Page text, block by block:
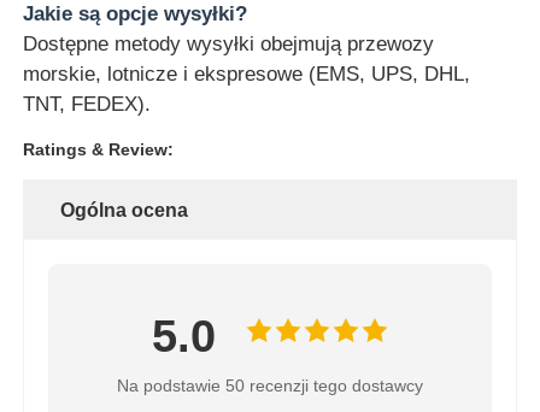
Jakie są opcje wysyłki?
Dostępne metody wysyłki obejmują przewozy
morskie, lotnicze i ekspresowe (EMS, UPS, DHL,
TNT, FEDEX).
Ratings & Review:
Ogólna ocena
5.0
Na podstawie 50 recenzji tego dostawcy